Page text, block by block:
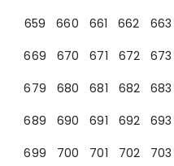
659
660 661 662 663
669
670 671 672 673
679
680 681 682 683
689
690 691 692 693
699
700 701 702 703